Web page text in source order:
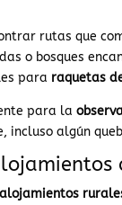
rutas que
o bosques
para raquetas
para la
incluso algún
alojamientos